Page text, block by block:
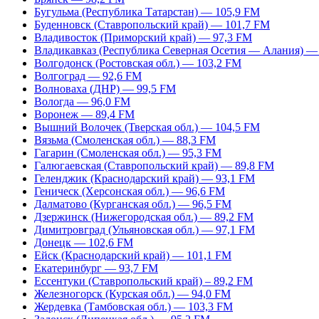
Бугульма (Республика Татарстан) — 105,9 FM
Буденновск (Ставропольский край) — 101,7 FM
Владивосток (Приморский край) — 97,3 FM
Владикавказ (Республика Северная Осетия — Алания)
Волгодонск (Ростовская обл.) — 103,2 FM
Волгоград — 92,6 FM
Волноваха (ДНР) — 99,5 FM
Вологда — 96,0 FM
Воронеж — 89,4 FM
Вышний Волочек (Тверская обл.) — 104,5 FM
Вязьма (Смоленская обл.) — 88,3 FM
Гагарин (Смоленская обл.) — 95,3 FM
Галюгаевская (Ставропольский край) — 89,8 FM
Геленджик (Краснодарский край) — 93,1 FM
Геническ (Херсонская обл.) — 96,6 FM
Далматово (Курганская обл.) — 96,5 FM
Дзержинск (Нижегородская обл.) — 89,2 FM
Димитровград (Ульяновская обл.) — 97,1 FM
Донецк — 102,6 FM
Ейск (Краснодарский край) — 101,1 FM
Екатеринбург — 93,7 FM
Ессентуки (Ставропольский край) – 89,2 FM
Железногорск (Курская обл.) — 94,0 FM
Жердевка (Тамбовская обл.) — 103,3 FM